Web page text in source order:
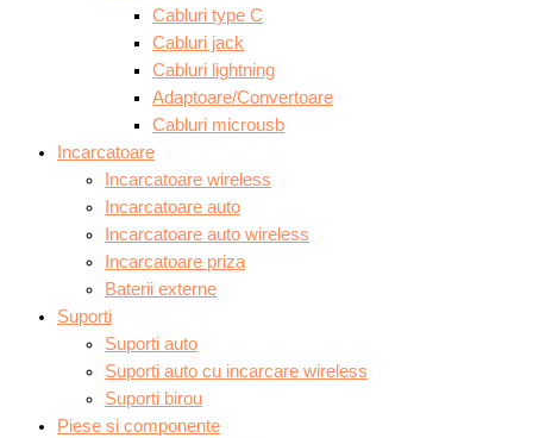
Cabluri type C
Cabluri jack
Cabluri lightning
Adaptoare/Convertoare
Cabluri microusb
Incarcatoare
Incarcatoare wireless
Incarcatoare auto
Incarcatoare auto wireless
Incarcatoare priza
Baterii externe
Suporti
Suporti auto
Suporti auto cu incarcare wireless
Suporti birou
Piese si componente